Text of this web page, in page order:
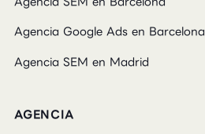
Agencia Google Ads en Barcelona
Agencia SEM en Madrid
AGENCIA